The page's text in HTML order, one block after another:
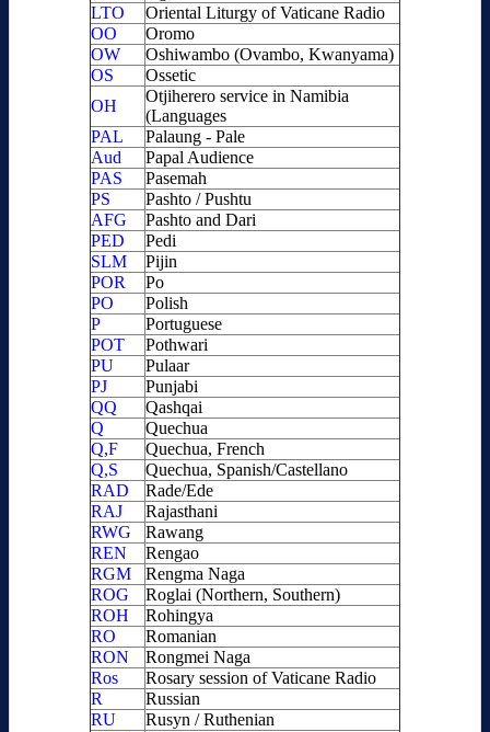
LTO
Oriental Liturgy of Vaticane Radio
OO
Oromo
OW
Oshiwambo (Ovambo, Kwanyama)
OS
Ossetic
OH
Otjiherero service in Namibia
(Languages
PAL
Palaung - Pale
Aud
Papal Audience
PAS
Pasemah
PS
Pashto / Pushtu
AFG
Pashto and Dari
PED
Pedi
SLM
Pijin
POR
Po
PO
Polish
P
Portuguese
POT
Pothwari
PU
Pulaar
PJ
Punjabi
QQ
Qashqai
Q
Quechua
Q,F
Quechua, French
Q,S
Quechua, Spanish/Castellano
RAD
Rade/Ede
RAJ
Rajasthani
RWG
Rawang
REN
Rengao
RGM
Rengma Naga
ROG
Roglai (Northern, Southern)
ROH
Rohingya
RO
Romanian
RON
Rongmei Naga
Ros
Rosary session of Vaticane Radio
R
Russian
RU
Rusyn / Ruthenian